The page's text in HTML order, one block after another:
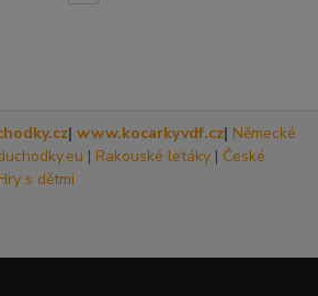
|www.kocarkyvdf.cz| Německé
| Rakouské letáky | České
s dětmi